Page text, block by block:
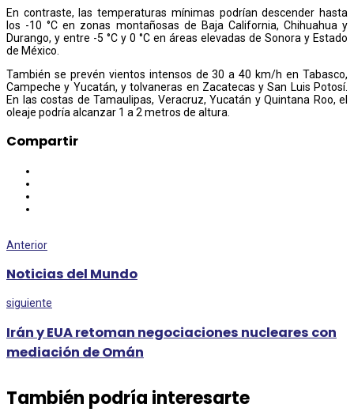
En contraste, las temperaturas mínimas podrían descender hasta
los -10 °C en zonas montañosas de Baja California, Chihuahua y
Durango, y entre -5 °C y 0 °C en áreas elevadas de Sonora y Estado
de México.
También se prevén vientos intensos de 30 a 40 km/h en Tabasco,
Campeche y Yucatán, y tolvaneras en Zacatecas y San Luis Potosí.
En las costas de Tamaulipas, Veracruz, Yucatán y Quintana Roo, el
oleaje podría alcanzar 1 a 2 metros de altura.
Compartir
Anterior
Noticias del Mundo
siguiente
Irán y EUA retoman negociaciones nucleares con
mediación de Omán
También podría interesarte